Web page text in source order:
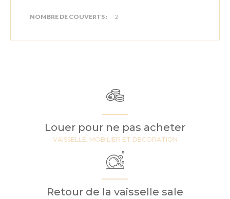
NOMBRE DE COUVERTS : 2
Louer pour ne pas acheter
VAISSELLE, MOBILIER ET DECORATION
Retour de la vaisselle sale